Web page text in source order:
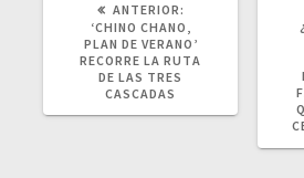
ANTERIOR:
‘CHINO CHANO,
PLAN DE VERANO’
RECORRE LA RUTA
DE LAS TRES
CASCADAS